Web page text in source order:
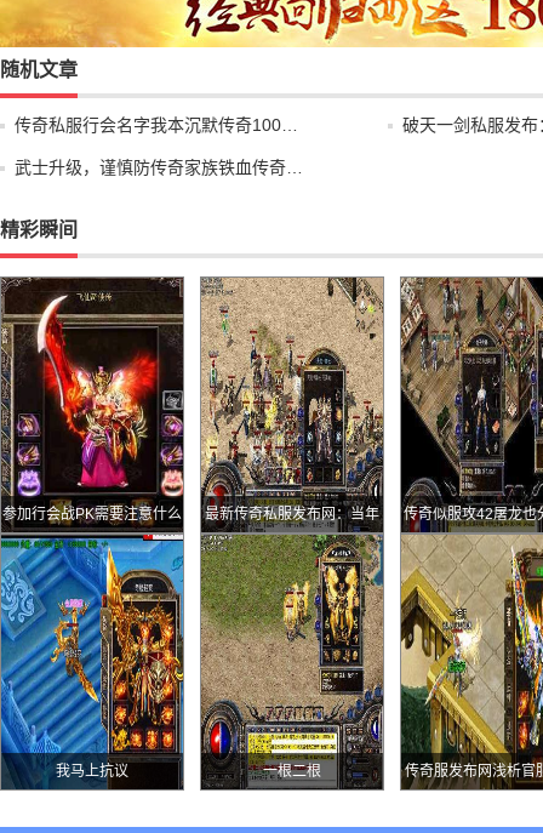
随机文章
传奇私服行会名字我本沉默传奇100… 破天一剑私服发
武士升级，谨慎防传奇家族铁血传奇…
精彩瞬间
参加行会战PK需要注意什么 最新传奇私服发布网：当年
玩传奇的四大难处最后一点
甚至能决定玩家的去留
传奇似服攻42屠龙也
九等持久45的你见
我马上抗议 一根二根 传奇服发布网浅析官